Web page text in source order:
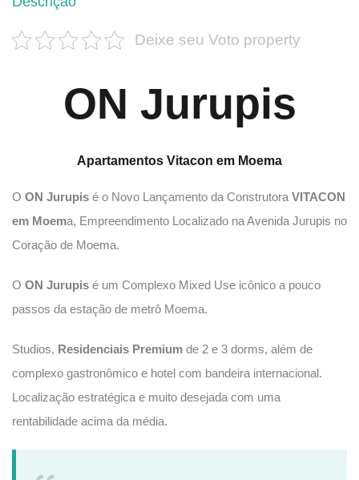
Deixe seu Voto property
ON Jurupis
Apartamentos Vitacon em Moema
O ON Jurupis é o Novo Lançamento da Construtora VITACON
em Moema, Empreendimento Localizado na Avenida Jurupis no
Coração de Moema.
O ON Jurupis é um Complexo Mixed Use icônico a pouco
passos da estação de metrô Moema.
Studios, Residenciais Premium de 2 e 3 dorms, além de
complexo gastronômico e hotel com bandeira internacional.
Localização estratégica e muito desejada com uma
rentabilidade acima da média.